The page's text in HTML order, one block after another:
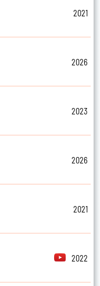
2021
2026
2023
2026
2021
2022